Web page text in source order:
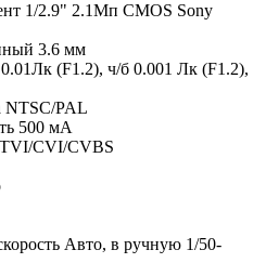
1/2.9" 2.1Мп CMOS Sony
3.6 мм
(F1.2), ч/б 0.001 Лк (F1.2),
NTSC/PAL
500 мА
CVI/CVBS
Авто, в ручную 1/50-